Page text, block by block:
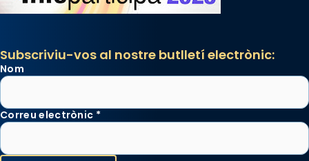
Subscriviu-vos al nostre butlletí electrònic:
Nom
Correu electrònic *